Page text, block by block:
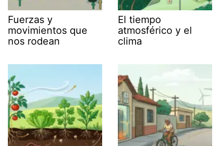
Fuerzas y
movimientos que
nos rodean
El tiempo
atmosférico y el
clima